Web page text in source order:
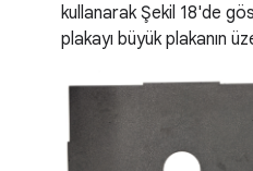
kullanarak Şekil 18'de
plakayı büyük plakanın